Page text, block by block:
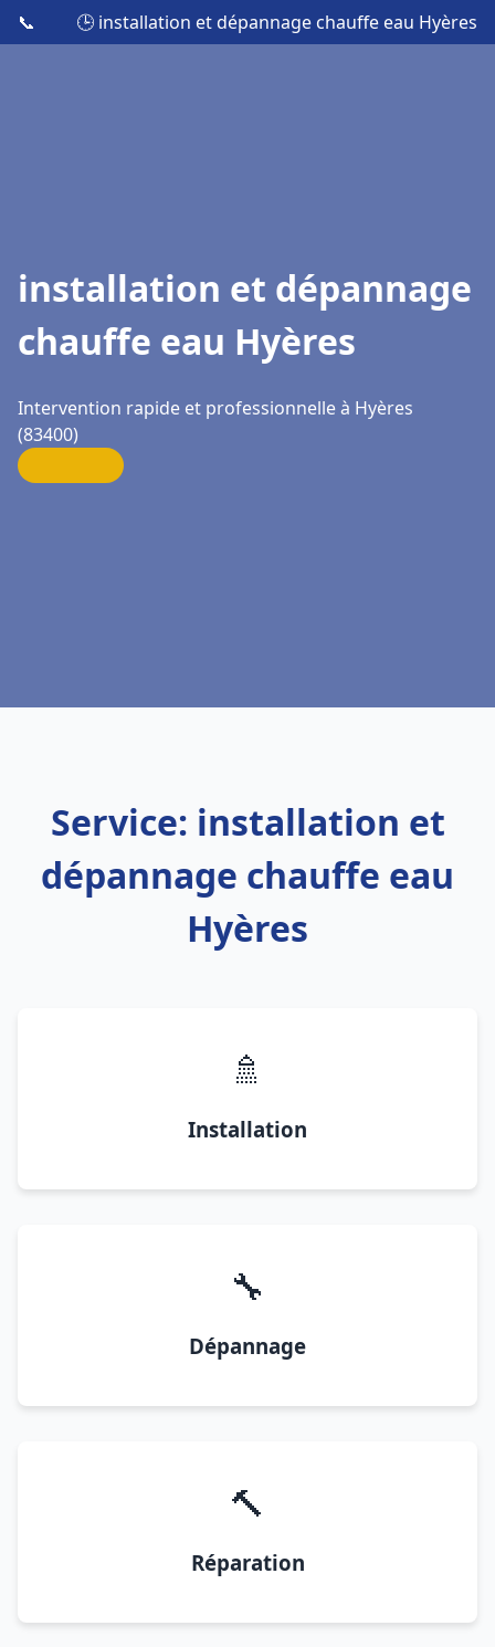
📞 🕒 installation et dépannage chauffe eau Hyères
installation et dépannage
chauffe eau Hyères
Intervention rapide et professionnelle à Hyères
(83400)
Service: installation et
dépannage chauffe eau
Hyères
🚿
Installation
🔧
Dépannage
🔨
Réparation